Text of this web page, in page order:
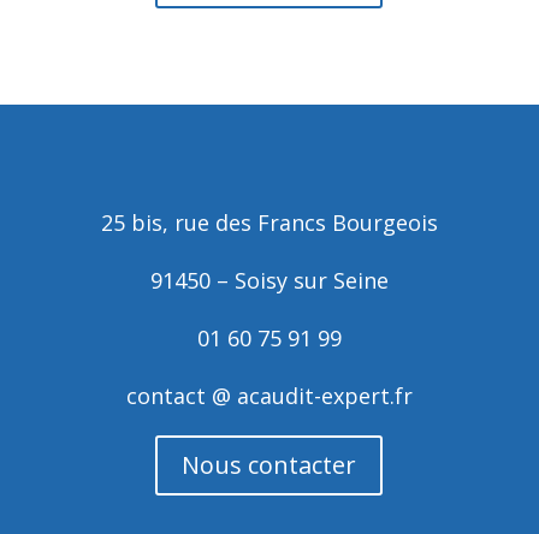
25 bis, rue des Francs Bourgeois
91450 – Soisy sur Seine
01 60 75 91 99
contact @ acaudit-expert.fr
Nous contacter